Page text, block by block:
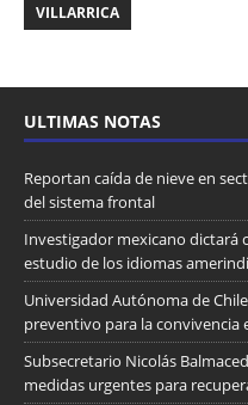
VILLARRICA
ULTIMAS NOTAS
Reportan caída de nieve en
del sistema frontal
Investigador mexicano dictará
estudio de los idiomas
Universidad Autónoma de
preventivo para la convivencia
Subsecretario Nicolás
medidas urgentes para